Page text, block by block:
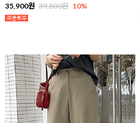
35,900원 39,800원 10%